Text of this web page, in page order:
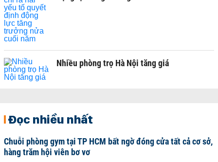
Nhiều phòng trọ Hà Nội tăng giá
Đọc nhiều nhất
Chuỗi phòng gym tại TP HCM bất ngờ đóng cửa tất cả cơ sở,
hàng trăm hội viên bơ vơ